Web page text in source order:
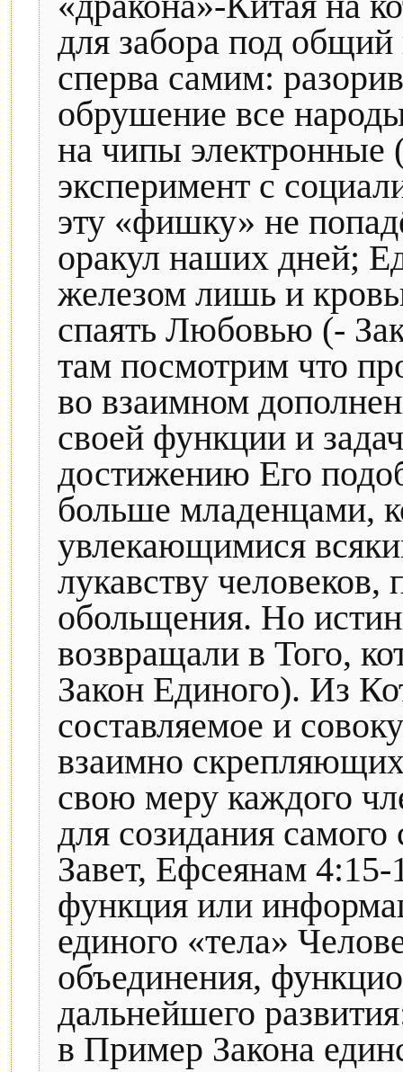
для забора под общий
сперва самим:
обрушение все
на чипы электронные
эксперимент с
эту «фишку» не
оракул наших дней;
железом лишь и
спаять Любовью (-
там посмотрим что
во взаимном
своей функции и
достижению Его
больше младенцами,
увлекающимися
лукавству человеков,
обольщения. Но
возвращали в Того,
Закон Единого). Из
составляемое и
взаимно
свою меру каждого
для созидания
Завет, Ефсеянам 4:15-
функция или
единого «тела»
объединения,
дальнейшего
в Пример Закона